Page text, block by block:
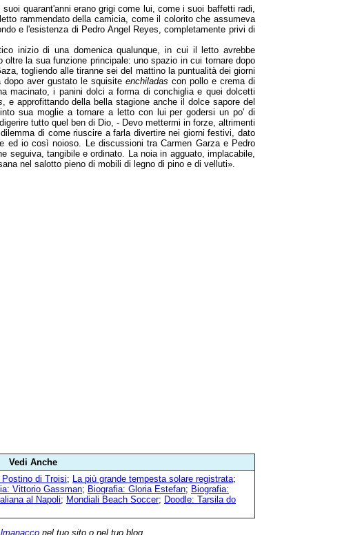
quarant'anni erano grigi come lui, come i suoi baffetti radi,
rammendato della camicia, come il colorito che assumeva
e l'esistenza di Pedro Angel Reyes, completamente privi di
inizio di una domenica qualunque, in cui il letto avrebbe
la sua funzione principale: uno spazio in cui tornare dopo
togliendo alle tiranne sei del mattino la puntualità dei giorni
aver gustato le squisite enchiladas con pollo e crema di
macinato, i panini dolci a forma di conchiglia e quei dolcetti
, e approfittando della bella stagione anche il dolce sapore del
sua moglie a tornare a letto con lui per godersi un po' di
tutto quel ben di Dio, - Devo mettermi in forze, altrimenti
di come riuscire a farla divertire nei giorni festivi, dato
io così noioso. Le discussioni tra Carmen Garza e Pedro
seguiva, tangibile e ordinato. La noia in agguato, implacabile,
nel salotto pieno di mobili di legno di pino e di velluti».
Vedi Anche
di Troisi; La più grande tempesta solare registrata;
Vittorio Gassman; Biografia: Gloria Estefan; Biografia:
al Napoli; Mondiali Beach Soccer; Doodle: Tarsila do
nel tuo sito o nel tuo blog